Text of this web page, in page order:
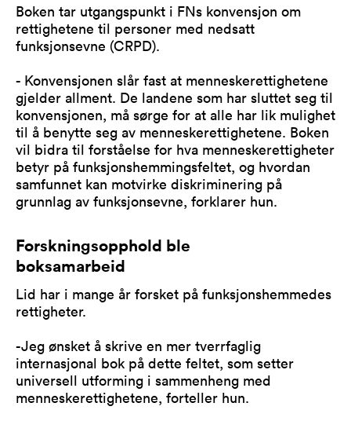
Boken tar utgangspunkt i FNs konvensjon om
rettighetene til personer med nedsatt
funksjonsevne (CRPD).
- Konvensjonen slår fast at menneskerettighetene
gjelder allment. De landene som har sluttet seg til
konvensjonen, må sørge for at alle har lik mulighet
til å benytte seg av menneskerettighetene. Boken
vil bidra til forståelse for hva menneskerettigheter
betyr på funksjonshemmingsfeltet, og hvordan
samfunnet kan motvirke diskriminering på
grunnlag av funksjonsevne, forklarer hun.
Forskningsopphold ble
boksamarbeid
Lid har i mange år forsket på funksjonshemmedes
rettigheter.
-Jeg ønsket å skrive en mer tverrfaglig
internasjonal bok på dette feltet, som setter
universell utforming i sammenheng med
menneskerettighetene, forteller hun.